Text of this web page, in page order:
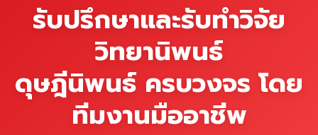
รับปรึกษาและรับทำวิจัย
วิทยานิพนธ์
ดุษฎีนิพนธ์ ครบวงจร โดย
ทีมงานมืออาชีพ